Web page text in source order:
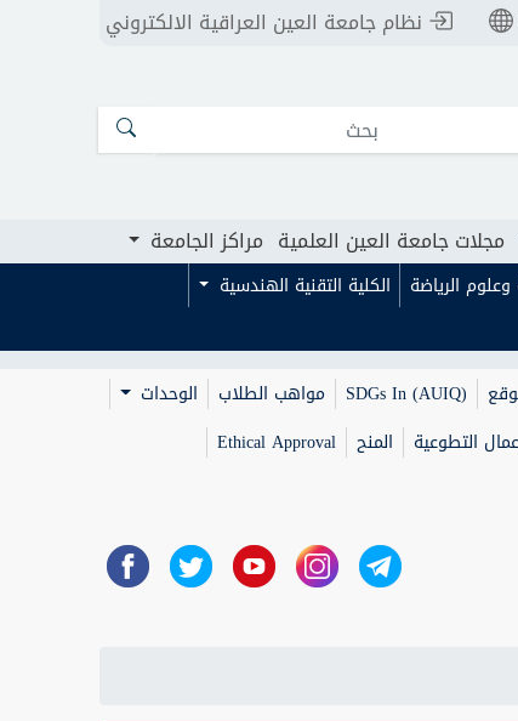
جامعة العين العلمية مراكز الجامعة
نظام جامعة العين العراقية الالكتروني
مجلات جامعة العين العلمية مراكز الجامعة
وعلوم الرياضة
الكلية التقنية الهندسية
SDGs In (AUIQ) مواهب الطلاب
الوحدات
التطوعية المنح
Ethical Approval